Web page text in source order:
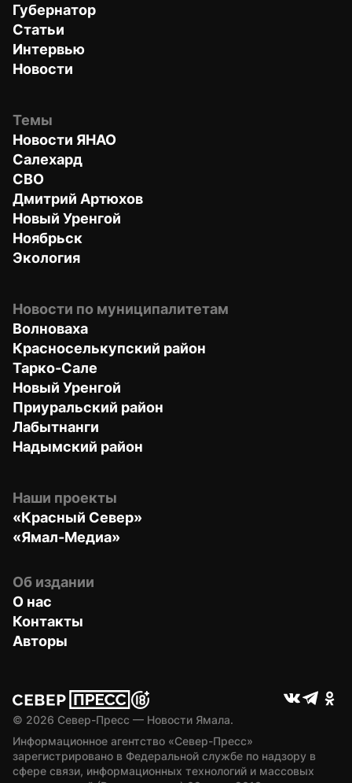
Губернатор
Статьи
Интервью
Новости
Темы
Новости ЯНАО
Салехард
СВО
Дмитрий Артюхов
Новый Уренгой
Ноябрьск
Экология
Новости по муниципалитетам
Волноваха
Красноселькупский район
Тарко-Сале
Новый Уренгой
Приуральский район
Лабытнанги
Надымский район
Наши проекты
«Красный Север»
«Ямал-Медиа»
Об издании
О нас
Контакты
Авторы
© 2026 Север-Пресс — Новости Ямала.
Информационное агентство «Север-Пресс»
зарегистрировано в Федеральной службе по надзору в
сфере связи, информационных технологий и массовых